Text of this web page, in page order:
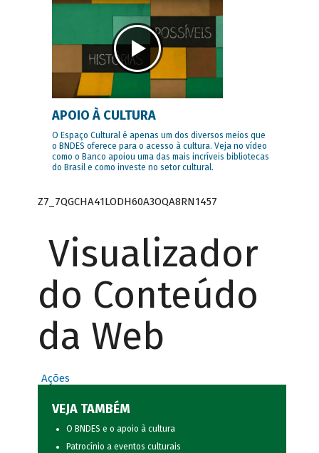
APOIO À CULTURA
O Espaço Cultural é apenas um dos diversos meios que
o BNDES oferece para o acesso à cultura. Veja no vídeo
como o Banco apoiou uma das mais incríveis bibliotecas
do Brasil e como investe no setor cultural.
Z7_7QGCHA41LODH60A3OQA8RN1457
Visualizador
do Conteúdo
da Web
Ações
VEJA TAMBÉM
O BNDES e o apoio à cultura
Patrocínio a eventos culturais